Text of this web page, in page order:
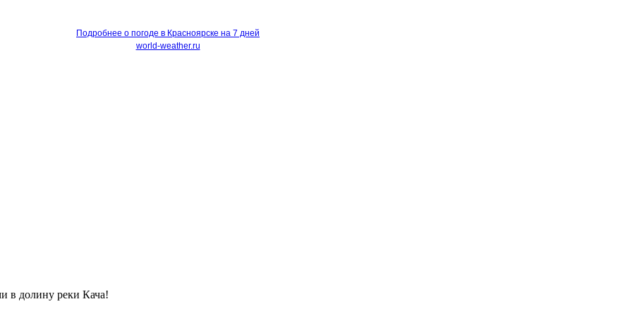
Подробнее о погоде в Красноярске на 7 дней
world-weather.ru